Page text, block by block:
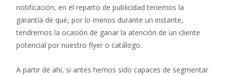
notificación, en el reparto de publicidad tenemos la
garantía de que, por lo menos durante un instante,
tendremos la ocasión de ganar la atención de un cliente
potencial por nuestro flyer o catálogo.
A partir de ahí, si antes hemos sido capaces de segmentar